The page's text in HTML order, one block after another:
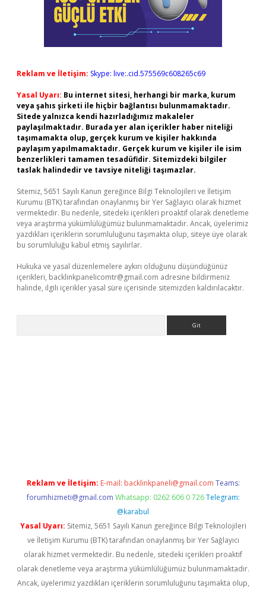
Reklam ve İletişim: Skype: live:.cid.575569c608265c69
Yasal Uyarı: Bu internet sitesi, herhangi bir marka, kurum
veya şahıs şirketi ile hiçbir bağlantısı bulunmamaktadır.
Sitede yalnızca kendi hazırladığımız makaleler
paylaşılmaktadır. Burada yer alan içerikler haber niteliği
taşımamakta olup, gerçek kurum ve kişiler hakkında
paylaşım yapılmamaktadır. Gerçek kurum ve kişiler ile isim
benzerlikleri tamamen tesadüfidir. Sitemizdeki bilgiler
taslak halindedir ve tavsiye niteliği taşımazlar.
Sitemiz, 5651 Sayılı Kanun gereğince Bilgi Teknolojileri ve İletişim
Kurumu (BTK) tarafından onaylanmış bir Yer Sağlayıcı olarak hizmet
vermektedir. Bu nedenle, sitedeki içerikleri proaktif olarak denetleme
veya araştırma yükümlülüğümüz bulunmamaktadır. Ancak, üyelerimiz
yazdıkları içeriklerin sorumluluğunu taşımakta olup, siteye üye olarak
bu sorumluluğu kabul etmiş sayılırlar.
Hukuka ve yasal düzenlemelere aykırı olduğunu düşündüğünüz
içerikleri, backlinkpanelicomtr@gmail.com adresine bildirmeniz
halinde, ilgili içerikler yasal süre içerisinde sitemizden kaldırılacaktır.
Reklam ve İletişim: E-mail: backlinkpaneli@gmail.com Teams:
forumhizmeti@gmail.com Whatsapp: 0262 606 0 726 Telegram:
@karabul
Yasal Uyarı: Sitemiz, 5651 Sayılı Kanun gereğince Bilgi Teknolojileri
ve İletişim Kurumu (BTK) tarafından onaylanmış bir Yer Sağlayıcı
olarak hizmet vermektedir. Bu nedenle, sitedeki içerikleri proaktif
olarak denetleme veya araştırma yükümlülüğümüz bulunmamaktadır.
Ancak, üyelerimiz yazdıkları içeriklerin sorumluluğunu taşımakta olup,